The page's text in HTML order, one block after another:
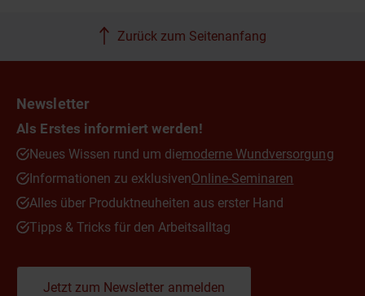
Zurück zum Seitenanfang
Newsletter
Als Erstes informiert werden!
Neues Wissen rund um diemoderne Wundversorgung
Informationen zu exklusivenOnline-Seminaren
Alles über Produktneuheiten aus erster Hand
Tipps & Tricks für den Arbeitsalltag
Jetzt zum Newsletter anmelden